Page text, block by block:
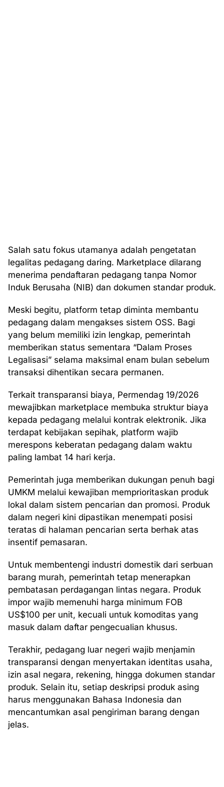
Salah satu fokus utamanya adalah pengetatan
legalitas pedagang daring. Marketplace dilarang
menerima pendaftaran pedagang tanpa Nomor
Induk Berusaha (NIB) dan dokumen standar produk.
Meski begitu, platform tetap diminta membantu
pedagang dalam mengakses sistem OSS. Bagi
yang belum memiliki izin lengkap, pemerintah
memberikan status sementara “Dalam Proses
Legalisasi” selama maksimal enam bulan sebelum
transaksi dihentikan secara permanen.
Terkait transparansi biaya, Permendag 19/2026
mewajibkan marketplace membuka struktur biaya
kepada pedagang melalui kontrak elektronik. Jika
terdapat kebijakan sepihak, platform wajib
merespons keberatan pedagang dalam waktu
paling lambat 14 hari kerja.
Pemerintah juga memberikan dukungan penuh bagi
UMKM melalui kewajiban memprioritaskan produk
lokal dalam sistem pencarian dan promosi. Produk
dalam negeri kini dipastikan menempati posisi
teratas di halaman pencarian serta berhak atas
insentif pemasaran.
Untuk membentengi industri domestik dari serbuan
barang murah, pemerintah tetap menerapkan
pembatasan perdagangan lintas negara. Produk
impor wajib memenuhi harga minimum FOB
US$100 per unit, kecuali untuk komoditas yang
masuk dalam daftar pengecualian khusus.
Terakhir, pedagang luar negeri wajib menjamin
transparansi dengan menyertakan identitas usaha,
izin asal negara, rekening, hingga dokumen standar
produk. Selain itu, setiap deskripsi produk asing
harus menggunakan Bahasa Indonesia dan
mencantumkan asal pengiriman barang dengan
jelas.